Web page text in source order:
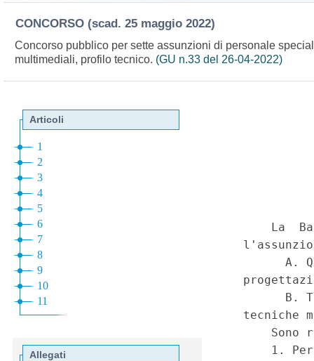
CONCORSO (scad. 25 maggio 2022)
Concorso pubblico per sette assunzioni di personale
multimediali, profilo tecnico. (GU n.33 del 26-04-2022)